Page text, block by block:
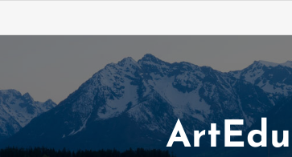
ArtEdu